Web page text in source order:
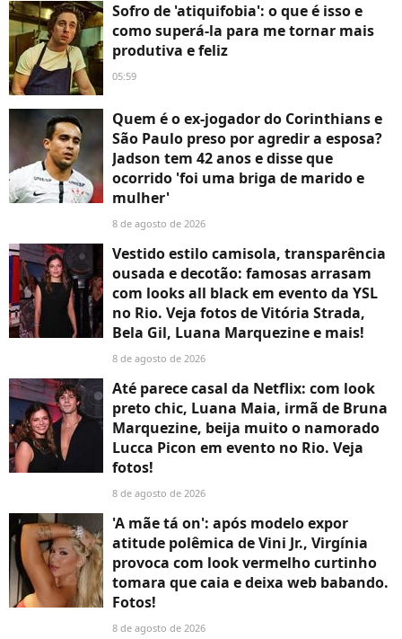
Sofro de 'atiquifobia': o que é isso e
como superá-la para me tornar mais
produtiva e feliz
05:59
Quem é o ex-jogador do Corinthians e
São Paulo preso por agredir a esposa?
Jadson tem 42 anos e disse que
ocorrido 'foi uma briga de marido e
mulher'
8 de agosto de 2026
Vestido estilo camisola, transparência
ousada e decotão: famosas arrasam
com looks all black em evento da YSL
no Rio. Veja fotos de Vitória Strada,
Bela Gil, Luana Marquezine e mais!
8 de agosto de 2026
Até parece casal da Netflix: com look
preto chic, Luana Maia, irmã de Bruna
Marquezine, beija muito o namorado
Lucca Picon em evento no Rio. Veja
fotos!
8 de agosto de 2026
'A mãe tá on': após modelo expor
atitude polêmica de Vini Jr., Virgínia
provoca com look vermelho curtinho
tomara que caia e deixa web babando.
Fotos!
8 de agosto de 2026